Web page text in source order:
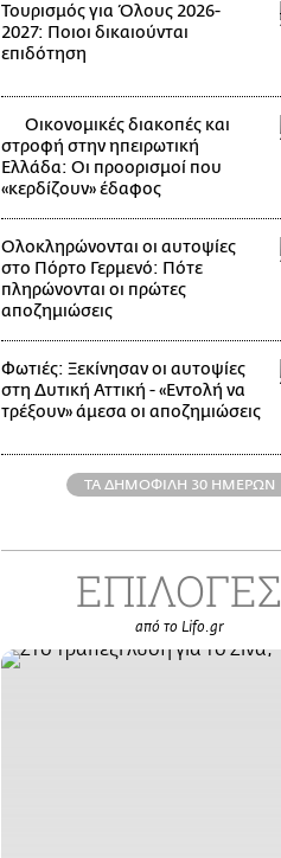
Τουρισμός για Όλους 2026-
2027: Ποιοι δικαιούνται
επιδότηση
Οικονομικές διακοπές και
στροφή στην ηπειρωτική
Ελλάδα: Οι προορισμοί που
«κερδίζουν» έδαφος
Ολοκληρώνονται οι αυτοψίες
στο Πόρτο Γερμενό: Πότε
πληρώνονται οι πρώτες
αποζημιώσεις
Φωτιές: Ξεκίνησαν οι αυτοψίες
στη Δυτική Αττική - «Εντολή να
τρέξουν» άμεσα οι αποζημιώσεις
ΤΑ ΔΗΜΟΦΙΛΗ 30 ΗΜΕΡΩΝ
ΕΠΙΛΟΓΕΣ
από το Lifo.gr